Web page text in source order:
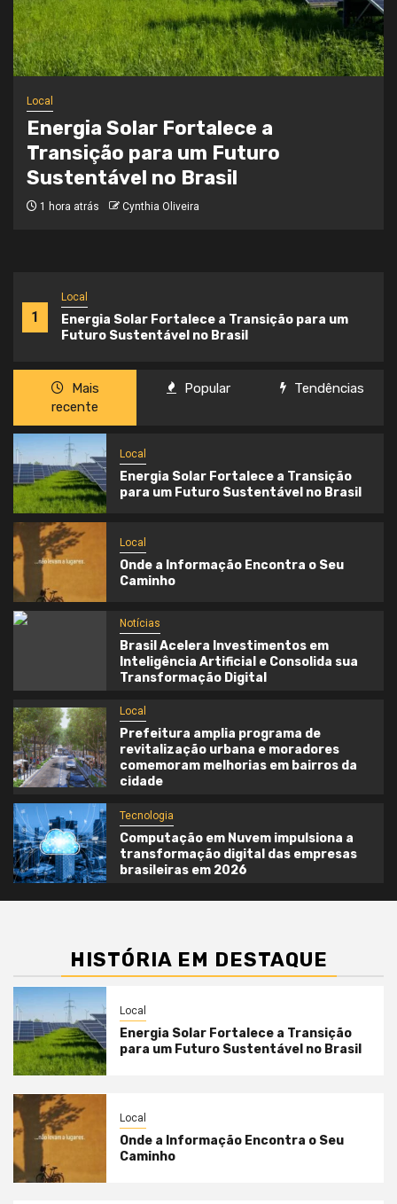
1
Local
Energia Solar Fortalece a Transição para um
Futuro Sustentável no Brasil
Local
Onde a Informação Encontra o Seu
Caminho
3 semanas atrás Cynthia Oliveira
Mais
recente
Popular Tendências
Local
Energia Solar Fortalece a Transição
para um Futuro Sustentável no Brasil
Local
Onde a Informação Encontra o Seu
Caminho
Notícias
Brasil Acelera Investimentos em
Inteligência Artificial e Consolida sua
Transformação Digital
Local
Prefeitura amplia programa de
revitalização urbana e moradores
comemoram melhorias em bairros da
cidade
Tecnologia
Computação em Nuvem impulsiona a
transformação digital das empresas
brasileiras em 2026
HISTÓRIA EM DESTAQUE
Local
Energia Solar Fortalece a Transição
para um Futuro Sustentável no Brasil
Local
Onde a Informação Encontra o Seu
Caminho